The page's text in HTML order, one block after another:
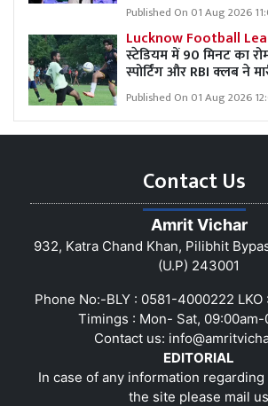
Published On 01 Aug 2026
Lucknow Football
स्टेडियम में 90 मिनट का
स्पोर्टिंग और RBI क्लब ने
Published On 01 Aug 2026
Contact Us
Amrit Vichar
932, Katra Chand Khan, Pilibhit
(U.P) 243001
Phone No:-BLY : 0581-4000222 LKO
Timings : Mon- Sat, 09:00am-
Contact us:
EDITORIAL
In case of any information
the site please mail us